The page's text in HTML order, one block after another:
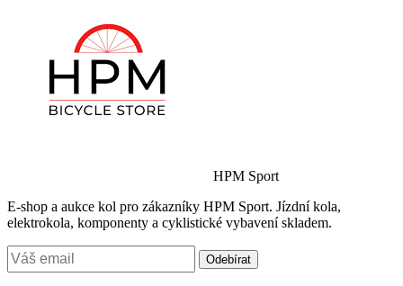
HPM Sport
E-shop a aukce kol pro zákazníky HPM Sport. Jízdní kola,
elektrokola, komponenty a cyklistické vybavení skladem.
Odebírat